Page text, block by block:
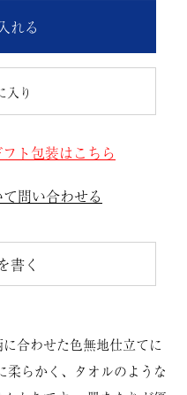
入り
れる
ト包装はこちら
問い合わせる
書く
合わせた色無地仕立てに
柔らかく、タオルのような